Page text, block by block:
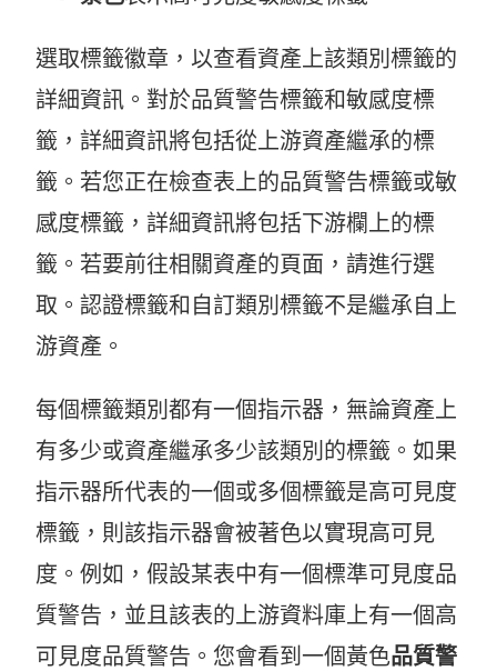
選取標籤徽章，以查看資產上該類別標籤的
詳細資訊。對於品質警告標籤和敏感度標
籤，詳細資訊將包括從上游資產繼承的標
籤。若您正在檢查表上的品質警告標籤或敏
感度標籤，詳細資訊將包括下游欄上的標
籤。若要前往相關資產的頁面，請進行選
取。認證標籤和自訂類別標籤不是繼承自上
游資產。
每個標籤類別都有一個指示器，無論資產上
有多少或資產繼承多少該類別的標籤。如果
指示器所代表的一個或多個標籤是高可見度
標籤，則該指示器會被著色以實現高可見
度。例如，假設某表中有一個標準可見度品
質警告，並且該表的上游資料庫上有一個高
可見度品質警告。您會看到一個黃色品質警